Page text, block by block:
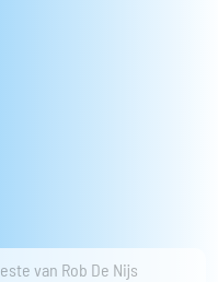
van Rob De Nijs